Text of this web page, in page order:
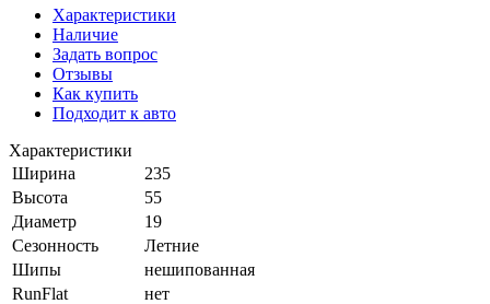
Характеристики
Наличие
Задать вопрос
Отзывы
Как купить
Подходит к авто
Характеристики
Ширина
235
Высота
55
Диаметр
19
Сезонность
Летние
Шипы
нешипованная
RunFlat
нет